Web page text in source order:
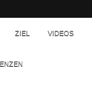
ZIEL VIDEOS